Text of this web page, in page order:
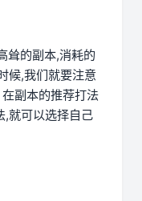
耸的副本,消耗的
候,我们就要注意
副本的推荐打法
,就可以选择自己